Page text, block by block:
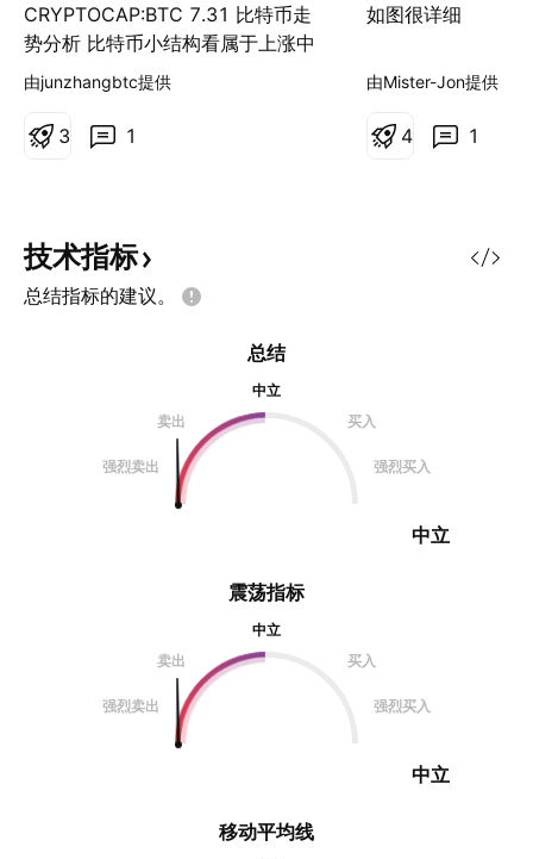
接多
CRYPTOCAP:BTC 7.31 比特币走
势分析 比特币小结构看属于上涨中
继结构，震荡完成后是继续上涨。
62700下方重新接回多单。 风险提
由junzhangbtc提供
1
3
如图很详细
由Mister-Jon提供
1
4
技术指标
总结指标的建议。
震荡指标
中立
卖出
买入
强烈卖出 强烈买入
中立
总结
中立
卖出
买入
强烈卖出 强烈买入
中立
移动平均线